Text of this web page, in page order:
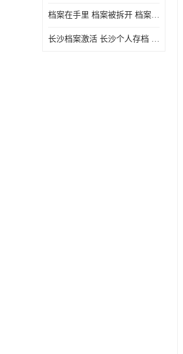
档案在手里 档案被拆开 档案补办 档案问题一站式服务
长沙档案激活 长沙个人存档 长沙档案存档